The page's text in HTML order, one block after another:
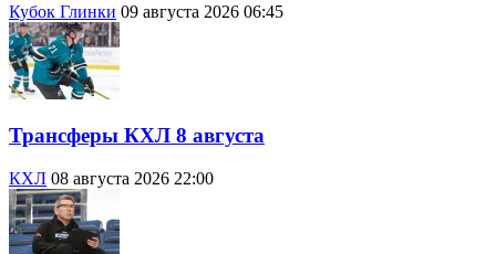
Кубок Глинки 09 августа 2026 06:45
Трансферы КХЛ 8 августа
КХЛ 08 августа 2026 22:00